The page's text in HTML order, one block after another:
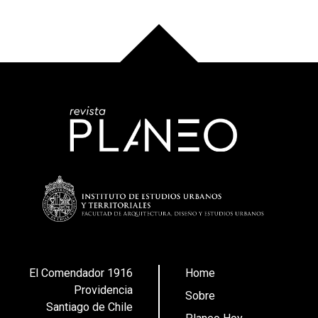
El Comendador 1916
Providencia
Santiago de Chile
Home
Sobre